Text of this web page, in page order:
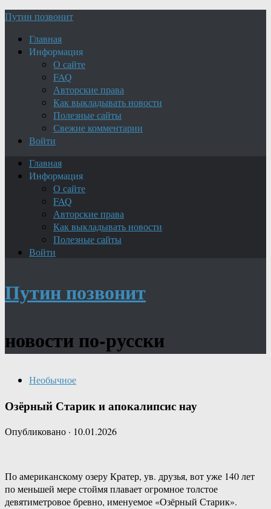
Путин позвонит
Главная
Информация
О сайте
FAQ
Авторские права
Как выкладывать новости
Полезные сайты
Свежие комментарии
Войти
Главная
Информация
О сайте
FAQ
Авторские права
Как выкладывать новости
Полезные сайты
Войти
Путин позвонит
новости по-русски
Необычное
Озёрный Старик и апокалипсис нау
Опубликовано · 10.01.2026
По американскому озеру Кратер, ув. друзья, вот уже 140 лет
по меньшей мере стоймя плавает огромное толстое
девятиметровое бревно, именуемое «Озёрный Старик».